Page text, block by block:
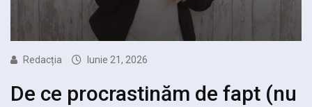
Redacția Iunie 21, 2026
De ce procrastinăm de fapt (nu